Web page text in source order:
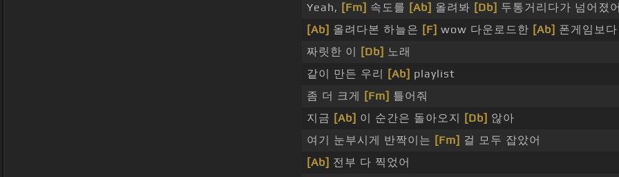
Yeah, [Fm] 속도를 [Ab] 올려봐 [Db] 두통거리다가 넘어졌
[Ab] 올려다본 하늘은 [F] wow 다운로드한 [Ab] 폰게임보다
짜릿한 이
[Db] 노래
같이 만든 우리
[Ab] playlist
좀 더 크게
[Fm] 틀어줘
지금 [Ab] 이 순간은 돌아오지 [Db] 않아
여기 눈부시게 반짝이는 [Fm] 걸 모두 잡았어
[Ab] 전부 다 찍었어